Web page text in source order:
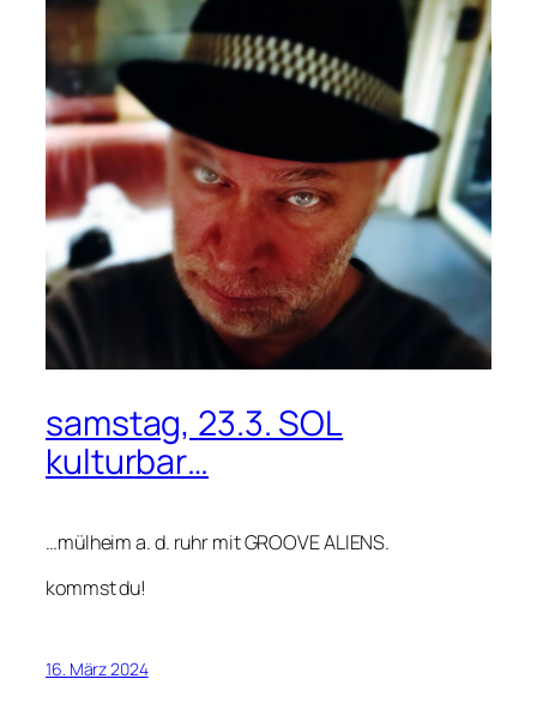
samstag, 23.3. SOL
kulturbar…
…mülheim a. d. ruhr mit GROOVE ALIENS.
kommst du!
16. März 2024